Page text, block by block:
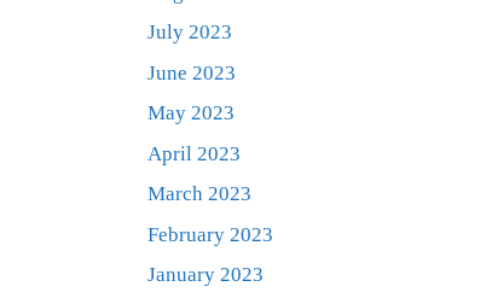
July 2023
June 2023
May 2023
April 2023
March 2023
February 2023
January 2023